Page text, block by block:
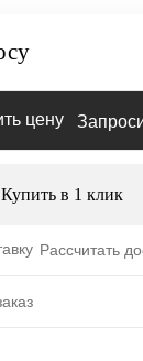
Купить в 1 клик
Рассчитать